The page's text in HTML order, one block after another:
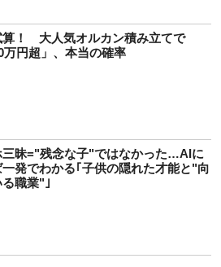
算！ 大人気オルカン積み立てで
万円超」、本当の確率
三昧="残念な子"ではなかった…AIに
一発でわかる｢子供の隠れた才能と"向
職業"｣